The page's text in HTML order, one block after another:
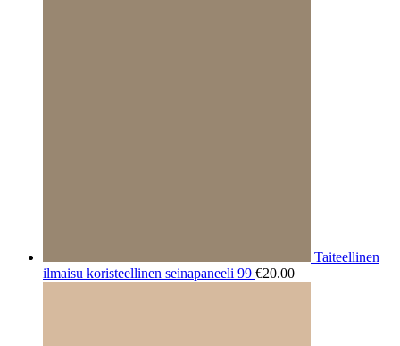
Taiteellinen
ilmaisu koristeellinen seinapaneeli 99 €20.00